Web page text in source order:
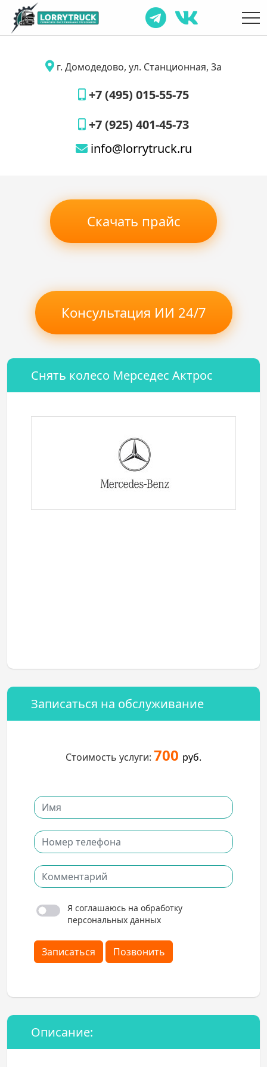
г. Домодедово, ул. Станционная, 3а
+7 (495) 015-55-75
+7 (925) 401-45-73
info@lorrytruck.ru
Скачать прайс
Консультация ИИ 24/7
Снять колесо Мерседес Актрос
Записаться на обслуживание
Стоимость услуги: 700 руб.
Я соглашаюсь на обработку
персональных данных
Записаться Позвонить
Описание: